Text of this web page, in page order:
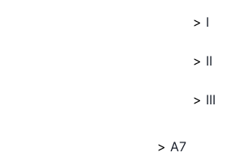
I
II
III
A7